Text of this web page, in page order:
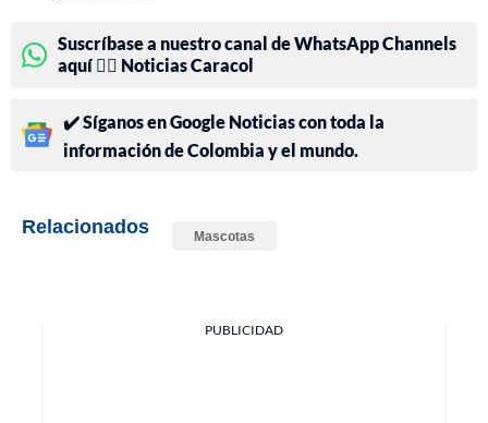
Suscríbase a nuestro canal de WhatsApp Channels
aquí 👉🏻 Noticias Caracol
✔️ Síganos en Google Noticias con toda la
información de Colombia y el mundo.
Relacionados Mascotas
PUBLICIDAD